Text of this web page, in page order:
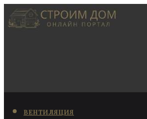
ВЕНТИЛЯЦИЯ